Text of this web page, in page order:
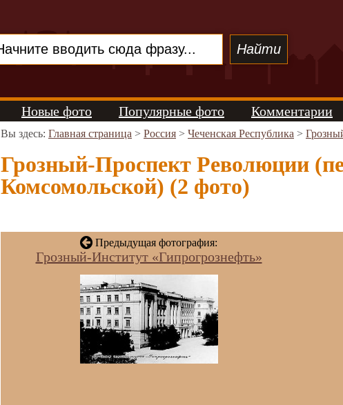
Новые фото Популярные фото Комментарии
Вы здесь: Главная страница > Россия > Чеченская Республика >
Грозный-Проспект Революции
Комсомольской) (2 фото)
Предыдущая фотография:
Грозный-Институт «Гипрогрознефть»